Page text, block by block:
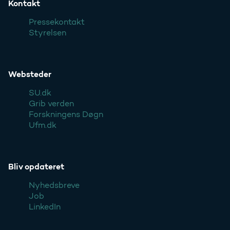
Kontakt
Pressekontakt
Styrelsen
Websteder
SU.dk
Grib verden
Forskningens Døgn
Ufm.dk
Bliv opdateret
Nyhedsbreve
Job
LinkedIn